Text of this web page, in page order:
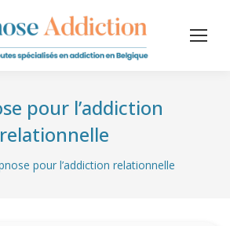
pour l’addiction
relationnelle
pour l’addiction relationnelle